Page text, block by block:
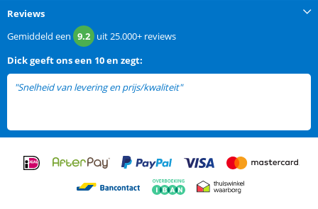
Reviews
Gemiddeld een 9.2 uit25.000+ reviews
Dickgeeft ons een 10 en zegt:
"Snelheid van levering en prijs/kwaliteit"